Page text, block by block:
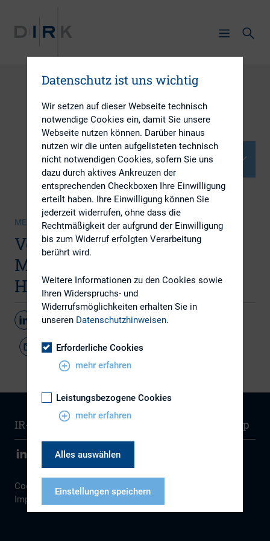
Dokumente
MEDIENSAMMLUNG | 10.10.2023
Vorträge DIRK-
Mitgliederversammlung
Herbst 2023
Teilen
IR-Wissen Sitemap
Cookie Einstellungen Datenschutz
Impressum
Datenschutz ist uns wichtig
Wir setzen auf dieser Webseite technisch
notwendige Cookies ein, damit Sie unsere
Webseite nutzen können. Darüber hinaus
nutzen wir die unten aufgelisteten technisch
nicht notwendigen Cookies, sofern Sie uns
dazu durch aktives Ankreuzen der
entsprechenden Checkboxen Ihre Einwilligung
erteilt haben. Ihre Einwilligung können Sie
jederzeit widerrufen, ohne dass die
Rechtmäßigkeit der aufgrund der Einwilligung
bis zum Widerruf erfolgten Verarbeitung
berührt wird.
Weitere Informationen zu den Cookies sowie
Ihren Widerspruchs- und
Widerrufsmöglichkeiten erhalten Sie in
unseren Datenschutzhinweisen.
Erforderliche Cookies
mehr erfahren
Leistungsbezogene Cookies
mehr erfahren
Alles auswählen
Einstellungen speichern